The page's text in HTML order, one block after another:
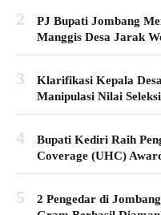
2
PJ Bupati Jombang
Manggis Desa Jarak
3
Klarifikasi Kepala
Manipulasi Nilai
4
Bupati Kediri Raih
Coverage (UHC)
5
2 Pengedar di